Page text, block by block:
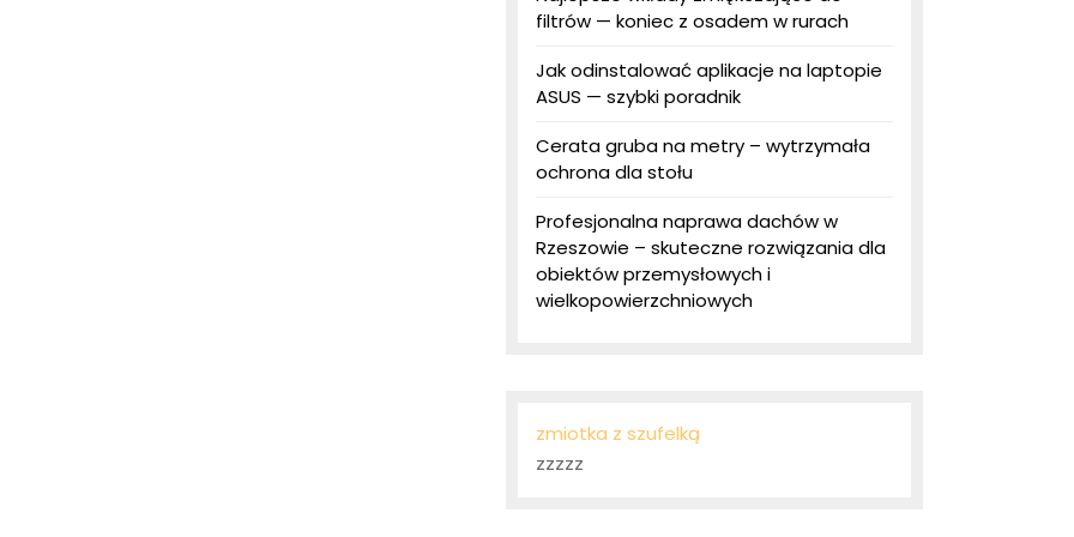
filtrów — koniec z osadem w rurach
Jak odinstalować aplikacje na laptopie
ASUS — szybki poradnik
Cerata gruba na metry – wytrzymała
ochrona dla stołu
Profesjonalna naprawa dachów w
Rzeszowie – skuteczne rozwiązania dla
obiektów przemysłowych i
wielkopowierzchniowych
zmiotka z szufelką
zzzzz